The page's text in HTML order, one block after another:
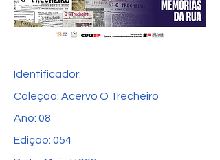
Identificador:
Coleção: Acervo O Trecheiro
Ano: 08
Edição: 054